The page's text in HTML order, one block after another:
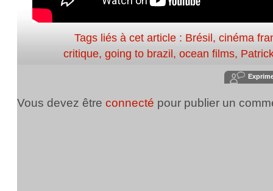
Tags liés à cet article : Brésil , cinéma
critique, going to brazil , ocean films,
Vous devez être connecté pour publier un